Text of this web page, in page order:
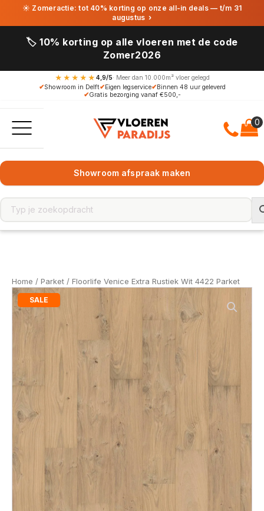
☀ Zomeractie: tot 40% korting op onze all-in deals — t/m 31
augustus ›
🏷️ 10% korting op alle vloeren met de code
Zomer2026
★★★★★ 4,9/5· Meer dan 10.000m² vloer gelegd
✔Showroom in Delft✔Eigen legservice✔Binnen 48 uur geleverd
✔Gratis bezorging vanaf €500,-
Showroom afspraak maken
Home / Parket / Floorlife Venice Extra Rustiek Wit 4422 Parket
SALE